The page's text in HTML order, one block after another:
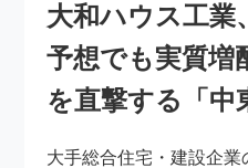
大和ハウス工業
予想でも実質
を直撃する「中
大手総合住宅・建設企業